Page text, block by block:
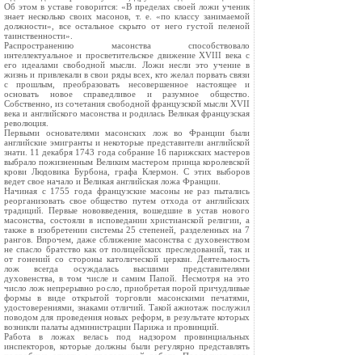
Об этом в уставе говорится: «В пределах своей ложи ученик
знает несколько своих масонов, т. е. «по классу занимаемой
должности», все остальное скрыто от него густой пеленой
таинственности».
Распространению масонства способствовало
интеллектуальное и просветительское движение XVIII века с
его идеалами свободной мысли. Ложи несли это учение в
жизнь и привлекали в свои ряды всех, кто желал порвать связи
с прошлым, преобразовать несовершенное настоящее и
основать новое справедливое и разумное общество.
Собственно, из сочетания свободной французской мысли XVII
века и английского масонства и родилась Великая французская
революция.
Первыми основателями масонских лож во Франции были
английские эмигранты и некоторые представители английской
знати. 11 декабря 1743 года собрание 16 парижских мастеров
выбрало пожизненным Великим мастером принца королевской
крови Людовика Бурбона, графа Клермон. С этих выборов
ведет свое начало и Великая английская ложа Франции.
Начиная с 1755 года французские масоны не раз пытались
реорганизовать свое общество путем отхода от английских
традиций. Первые нововведения, вошедшие в устав нового
масонства, состояли в исповедании христианской религии, а
также в изобретении системы 25 степеней, разделенных на 7
рангов. Впрочем, даже сближение масонства с духовенством
не спасло братство как от полицейских преследований, так и
от гонений со стороны католической церкви. Деятельность
лож всегда осуждалась высшими представителями
духовенства, в том числе и самим Папой. Несмотря на это
число лож непрерывно росло, приобретая порой причудливые
формы в виде открытой торговли масонскими печатями,
удостоверениями, знаками отличий. Такой ажиотаж послужил
поводом для проведения новых реформ, в результате которых
возникли палаты администрации Парижа и провинций.
Работа в ложах велась под надзором провинциальных
инспекторов, которые должны были регулярно представлять